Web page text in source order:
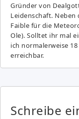
Gründer von
Leidenschaft. Neben
Fai­ble für die
Ole). Solltet ihr mal
ich normalerweise
erreichbar.
Schreibe